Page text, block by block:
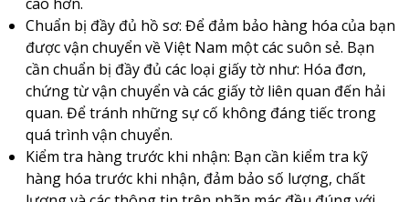
Chuẩn bị đầy đủ hồ sơ: Để đảm bảo hàng hóa của bạn
được vận chuyển về Việt Nam một các suôn sẻ. Bạn
cần chuẩn bị đầy đủ các loại giấy tờ như: Hóa đơn,
chứng từ vận chuyển và các giấy tờ liên quan đến hải
quan. Để tránh những sự cố không đáng tiếc trong
quá trình vận chuyển.
Kiểm tra hàng trước khi nhận: Bạn cần kiểm tra kỹ
hàng hóa trước khi nhận, đảm bảo số lượng, chất